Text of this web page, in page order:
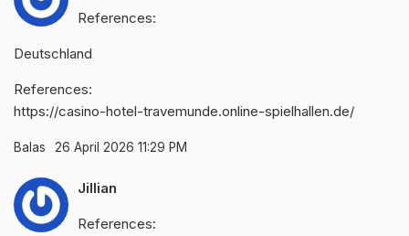
References:
Deutschland
References:
https://casino-hotel-travemunde.online-spielhallen.de/
Balas 26 April 2026 11:29 PM
Jillian
References: